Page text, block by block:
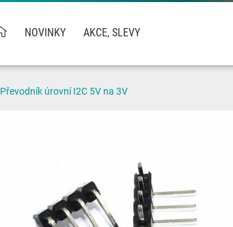
NOVINKY AKCE, SLEVY
Převodník úrovní I2C 5V na 3V